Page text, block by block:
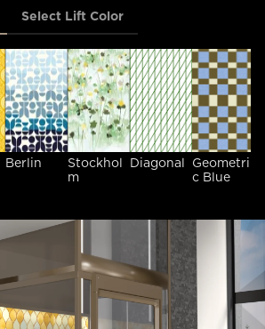
Berlin
Stockhol
m
Diagonal
Geometri
c Blue
Select Lift Color